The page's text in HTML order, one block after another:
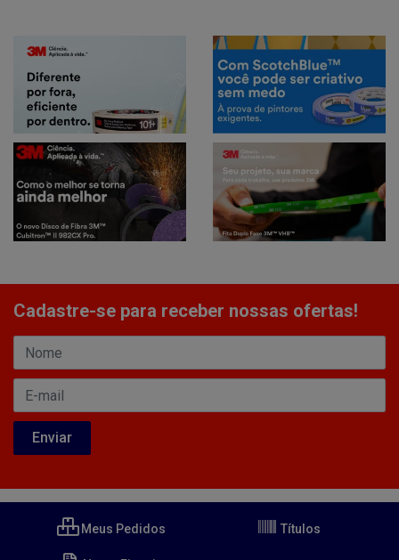
Cadastre-se para receber nossas ofertas!
Meus Pedidos Títulos